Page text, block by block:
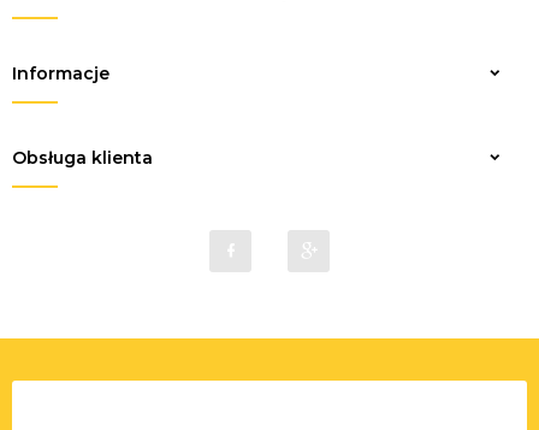
sklep@elektrykaenergy.pl
Informacje
Obsługa klienta